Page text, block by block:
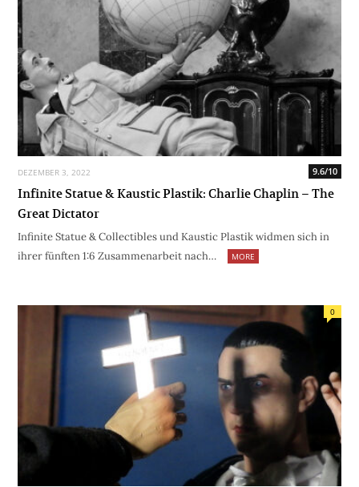
DEZEMBER 3, 2022 9.6/10
Infinite Statue & Kaustic Plastik: Charlie Chaplin – The
Great Dictator
Infinite Statue & Collectibles und Kaustic Plastik widmen sich in
ihrer fünften 1:6 Zusammenarbeit nach…
MORE
0